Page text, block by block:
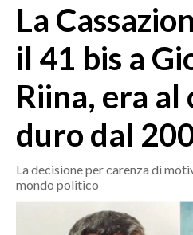
MEDIO CAMPIDANO
SASSARI E PROVINCIA
GALLURA
NUORO E PROVINCIA
OGLIASTRA
La
il 41 bis a
Riina, era al
duro dal
La decisione per carenza di
mondo politico